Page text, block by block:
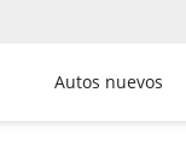
Autos nuevos